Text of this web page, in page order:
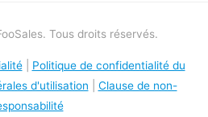
Tous droits réservés.
| Politique de confidentialité du
d'utilisation
Clause de non-